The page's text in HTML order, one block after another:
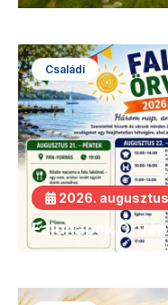
Családi
2026. augusztus
Falunapok